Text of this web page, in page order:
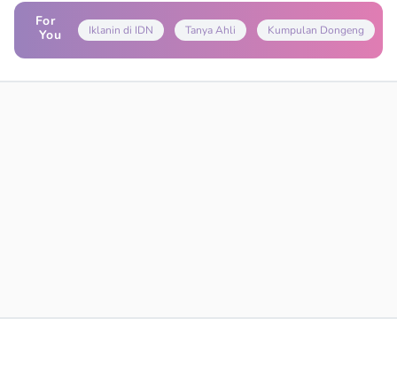
For
You
Iklanin di IDN Tanya Ahli Kumpulan Dongeng